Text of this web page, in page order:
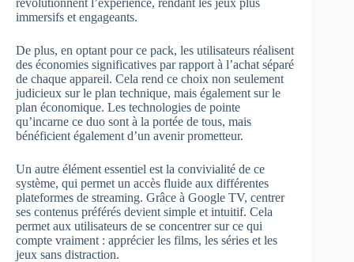
immersifs et engageants.
De plus, en optant pour ce pack, les utilisateurs réalisent
des économies significatives par rapport à l’achat séparé
de chaque appareil. Cela rend ce choix non seulement
judicieux sur le plan technique, mais également sur le
plan économique. Les technologies de pointe
qu’incarne ce duo sont à la portée de tous, mais
bénéficient également d’un avenir prometteur.
Un autre élément essentiel est la convivialité de ce
système, qui permet un accès fluide aux différentes
plateformes de streaming. Grâce à Google TV, centrer
ses contenus préférés devient simple et intuitif. Cela
permet aux utilisateurs de se concentrer sur ce qui
compte vraiment : apprécier les films, les séries et les
jeux sans distraction.